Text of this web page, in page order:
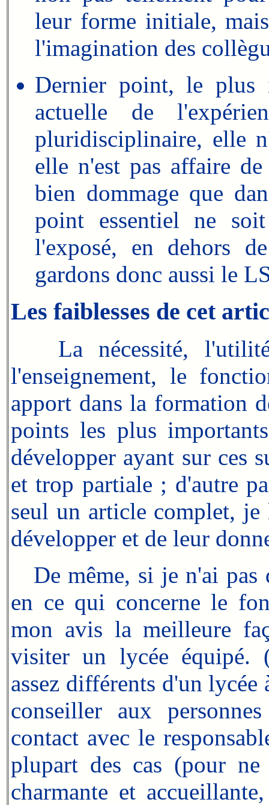
leur forme initiale,
l'imagination des
Dernier point, le plus
actuelle de
pluridisciplinaire, elle
elle n'est pas affaire
bien dommage que
point essentiel ne
l'exposé, en dehors
gardons donc aussi le
Les faiblesses de cet
La nécessité,
l'enseignement, le
apport dans la formation
points les plus
développer ayant sur ces
et trop partiale ; d'autre
seul un article complet, je
développer et de leur
De même, si je n'ai pas
en ce qui concerne le
mon avis la meilleure
visiter un lycée équipé.
assez différents d'un
conseiller aux
contact avec le
plupart des cas (pour
charmante et